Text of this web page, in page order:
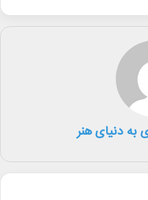
امور هنری وزارت
میان اعضای ستاد
کرد و بیان کرد که از
و مشکلات و مسائل
مؤسسه هنرهای معاصر و
معاونت امور هنری
به دنیای هنر